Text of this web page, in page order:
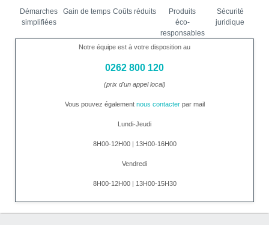
Démarches
simplifiées
Gain de temps Coûts réduits
Produits
éco-
responsables
Sécurité
juridique
Notre équipe est à votre disposition au
0262 800 120
(prix d'un appel local)
Vous pouvez également nous contacterpar mail
Lundi-Jeudi
8H00-12H00 | 13H00-16H00
Vendredi
8H00-12H00 | 13H00-15H30